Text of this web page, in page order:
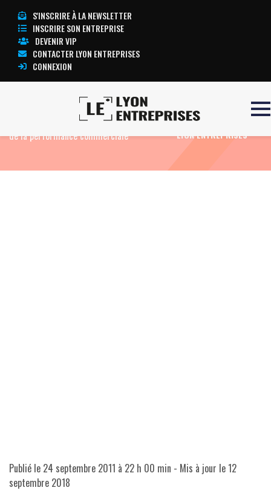
S'INSCRIRE À LA NEWSLETTER
INSCRIRE SON ENTREPRISE
DEVENIR VIP
CONTACTER LYON ENTREPRISES
CONNEXION
Agenda
1er Forum
de la performance commerciale
TOUTE L’ACTUALITÉ
LYON ENTREPRISES
Publié le 24 septembre 2011 à 22 h 00 min - Mis à jour le12
septembre 2018